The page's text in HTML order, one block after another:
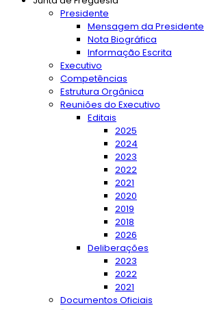
Presidente
Mensagem da Presidente
Nota Biográfica
Informação Escrita
Executivo
Competências
Estrutura Orgânica
Reuniões do Executivo
Editais
2025
2024
2023
2022
2021
2020
2019
2018
2026
Deliberações
2023
2022
2021
Documentos Oficiais